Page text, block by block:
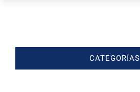
CATEGORÍAS